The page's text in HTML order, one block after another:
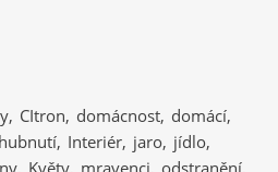
CItron domácnost domácí
hubnutí Interiér jaro jídlo